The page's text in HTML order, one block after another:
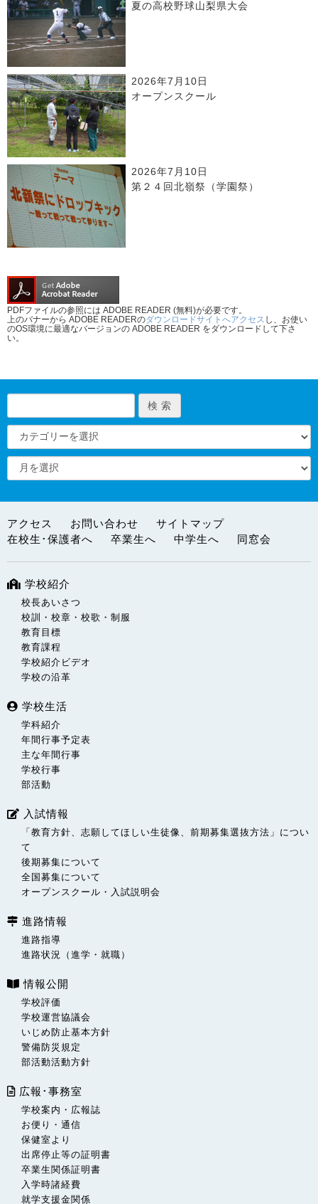
夏の高校野球山梨県大会
2026年7月10日
オープンスクール
2026年7月10日
第２４回北嶺祭（学園祭）
PDFファイルの参照には ADOBE READER (無料)が必要です。
上のバナーから ADOBE READERのダウンロードサイトへアクセス し、お使い
のOS環境に最適なバージョンの ADOBE READER をダウンロードして下さ
い。
アクセス お問い合わせ
サイトマップ
在校生･保護者へ
卒業生へ 中学生へ 同窓会
学校紹介
校長あいさつ
校訓・校章・校歌・制服
教育目標
教育課程
学校紹介ビデオ
学校の沿革
学校生活
学科紹介
年間行事予定表
主な年間行事
学校行事
部活動
入試情報
「教育方針、志願してほしい生徒像、前期募集選抜方法」につい
て
後期募集について
全国募集について
オープンスクール・入試説明会
進路情報
進路指導
進路状況（進学・就職）
情報公開
学校評価
学校運営協議会
いじめ防止基本方針
警備防災規定
部活動活動方針
広報･事務室
学校案内・広報誌
お便り・通信
保健室より
出席停止等の証明書
卒業生関係証明書
入学時諸経費
就学支援金関係